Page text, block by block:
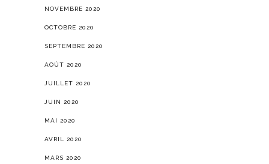
NOVEMBRE 2020
OCTOBRE 2020
SEPTEMBRE 2020
AOÛT 2020
JUILLET 2020
JUIN 2020
MAI 2020
AVRIL 2020
MARS 2020